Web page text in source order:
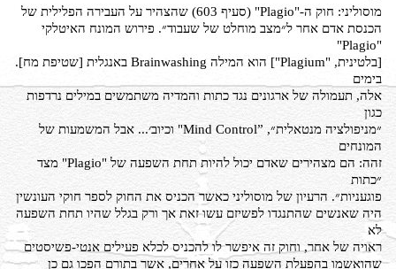
מוסוליני: חוק ה-"Plagio" (סעיף 603) שהצהיר על העבירה הפלילית של
הכנסת אדם אחר ל״מצב מוחלט של שעבוד״. פירוש המונח האיטלקי
"Plagio"
[בלטינית, "Plagium"] הוא המילה Brainwashing באנגלית [שטיפת מח].
בימים
אלה, תעמולה של ארגונים נגד כתות והמדיה משתמשים במילים נרדפות
כגון
״מניפולציה מנטאלית״, ”Mind Control" וכיוב׳... אבל המשמעות של
המונחים
זהה: הם מצהירים שאדם יכול להיות תחת השפעה של "Plagio" מצד
״כתות
פוגעניות״. הרעיון של מוסוליני כאשר הכניס את החוק לספר חוקי העונשין
היה שאנשים שהתנגדו לפשיזם עשו זאת אך ורק בגלל שהיו תחת השפעה
לא
ראויה של אחר, וחוק זה איפשר לו להכניס לכלא פעילים אנטי-פשיסטים
שהואשמו בהפעלת השפעה כזו על אחרים, אשר בתורם הפכו גם כן